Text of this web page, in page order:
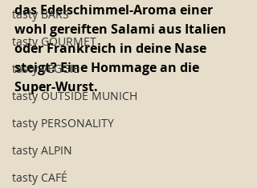
tasty BARS
tasty GOURMET
tasty VEGGIE
tasty OUTSIDE MUNICH
tasty PERSONALITY
tasty ALPIN
tasty CAFÉ
das Edelschimmel-Aroma einer
wohl gereiften Salami aus Italien
oder Frankreich in deine Nase
steigt? Eine Hommage an die
Super-Wurst.